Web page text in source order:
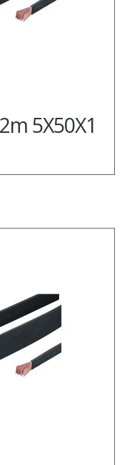
5X50X1